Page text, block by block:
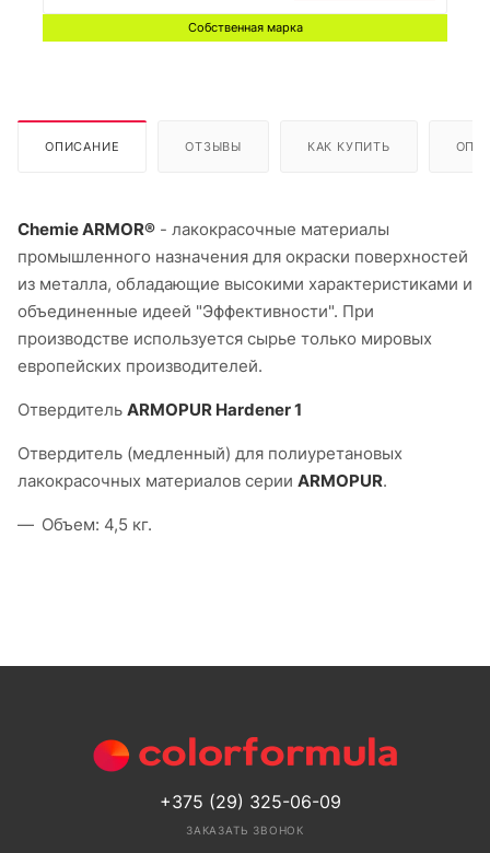
Собственная марка
ОПИСАНИЕ ОТЗЫВЫ КАК КУПИТЬ
Chemie ARMOR® - лакокрасочные материалы
промышленного назначения для окраски поверхностей
из металла, обладающие высокими характеристиками и
объединенные идеей "Эффективности". При
производстве используется сырье только мировых
европейских производителей.
Отвердитель ARMOPUR Hardener 1
Отвердитель (медленный) для полиуретановых
лакокрасочных материалов серии ARMOPUR.
Объем: 4,5 кг.
+375 (29) 325-06-09
ЗАКАЗАТЬ ЗВОНОК